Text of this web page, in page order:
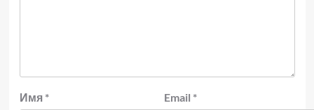
Имя * Email *